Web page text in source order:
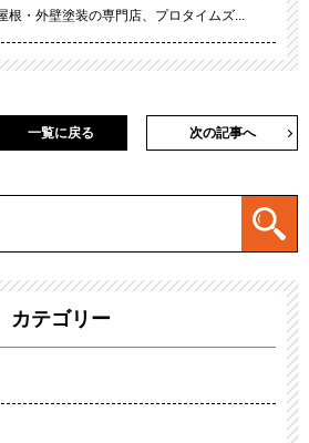
根・外壁塗装の専門店、プロタイムズ...
次の記事へ
一覧に戻る
カテゴリー